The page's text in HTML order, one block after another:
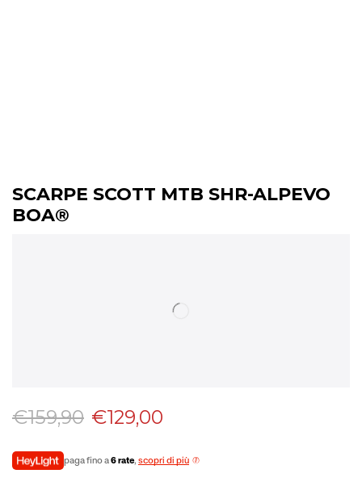
SCARPE SCOTT MTB SHR-ALPEVO
BOA®
€159,90 €129,00
paga fino a6 rate, scopri di più